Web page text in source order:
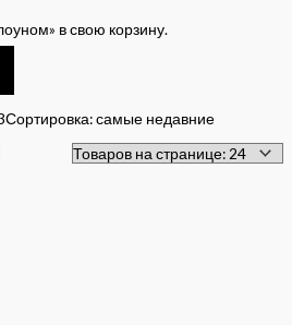
в свою корзину.
Сортировка: самые недавние